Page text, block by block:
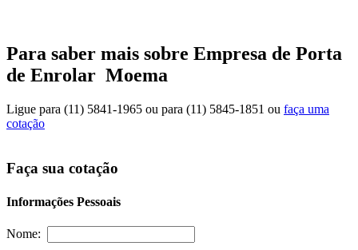
Para saber mais sobre Empresa de Porta
de Enrolar Moema
Ligue para (11) 5841-1965 ou para (11) 5845-1851 ou faça uma
cotação
Faça sua cotação
Informações Pessoais
Nome: